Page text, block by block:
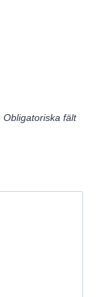
Obligatoriska fält